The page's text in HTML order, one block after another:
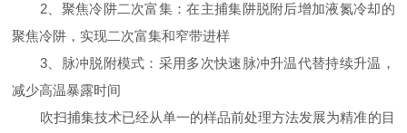
2、聚焦冷阱二次富集：在主捕集阱脱附后增加液氮冷却的
聚焦冷阱，实现二次富集和窄带进样
3、脉冲脱附模式：采用多次快速脉冲升温代替持续升温，
减少高温暴露时间
吹扫捕集技术已经从单一的样品前处理方法发展为精准的目